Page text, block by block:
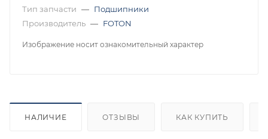
Тип запчасти — Подшипники
Производитель — FOTON
Изображение носит ознакомительный характер
НАЛИЧИЕ ОТЗЫВЫ КАК КУПИТЬ